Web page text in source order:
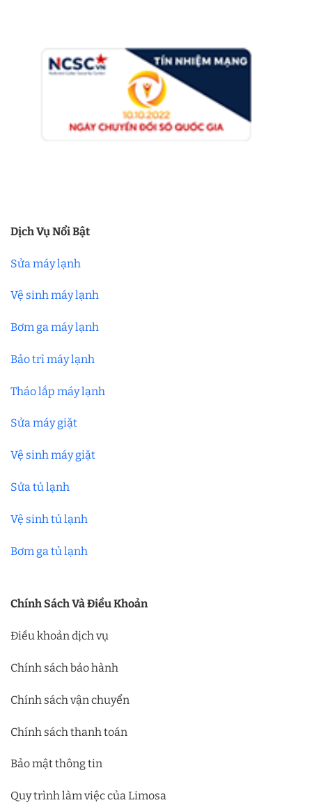
Dịch Vụ Nổi Bật
Sửa máy lạnh
Vệ sinh máy lạnh
Bơm ga máy lạnh
Bảo trì máy lạnh
Tháo lắp máy lạnh
Sửa máy giặt
Vệ sinh máy giặt
Sửa tủ lạnh
Vệ sinh tủ lạnh
Bơm ga tủ lạnh
Chính Sách Và Điều Khoản
Điều khoản dịch vụ
Chính sách bảo hành
Chính sách vận chuyển
Chính sách thanh toán
Bảo mật thông tin
Quy trình làm việc của Limosa